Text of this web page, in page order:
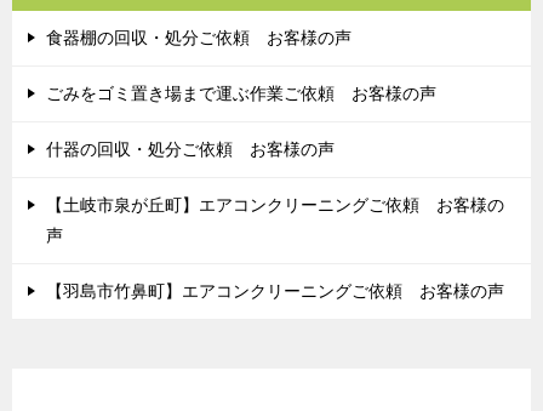
食器棚の回収・処分ご依頼 お客様の声
ごみをゴミ置き場まで運ぶ作業ご依頼 お客様の声
什器の回収・処分ご依頼 お客様の声
【土岐市泉が丘町】エアコンクリーニングご依頼 お客様の
声
【羽島市竹鼻町】エアコンクリーニングご依頼 お客様の声